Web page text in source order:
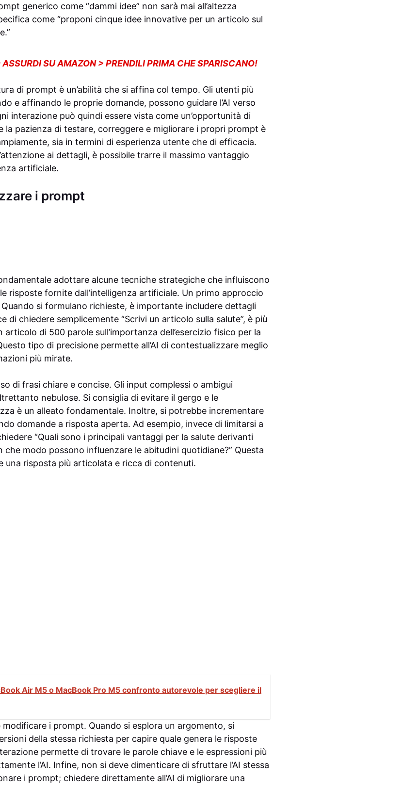
generico come “dammi idee” non sarà mai all’altezza
come “proponi cinque idee innovative per un articolo sul
ASSURDI SU AMAZON > PRENDILI PRIMA CHE SPARISCANO!
di prompt è un’abilità che si affina col tempo. Gli utenti più
e affinando le proprie domande, possono guidare l’AI verso
interazione può quindi essere vista come un’opportunità di
la pazienza di testare, correggere e migliorare i propri prompt è
sia in termini di esperienza utente che di efficacia.
ai dettagli, è possibile trarre il massimo vantaggio
artificiale.
i prompt
adottare alcune tecniche strategiche che influiscono
risposte fornite dall’intelligenza artificiale. Un primo approccio
Quando si formulano richieste, è importante includere dettagli
di chiedere semplicemente “Scrivi un articolo sulla salute”, è più
di 500 parole sull’importanza dell’esercizio fisico per la
tipo di precisione permette all’AI di contestualizzare meglio
più mirate.
di frasi chiare e concise. Gli input complessi o ambigui
nebulose. Si consiglia di evitare il gergo e le
è un alleato fondamentale. Inoltre, si potrebbe incrementare
domande a risposta aperta. Ad esempio, invece di limitarsi a
“Quali sono i principali vantaggi per la salute derivanti
che modo possono influenzare le abitudini quotidiane?” Questa
una risposta più articolata e ricca di contenuti.
Air M5 o MacBook Pro M5 confronto autorevole per scegliere il
i prompt. Quando si esplora un argomento, si
della stessa richiesta per capire quale genera le risposte
permette di trovare le parole chiave e le espressioni più
l’AI. Infine, non si deve dimenticare di sfruttare l’AI stessa
i prompt; chiedere direttamente all’AI di migliorare una